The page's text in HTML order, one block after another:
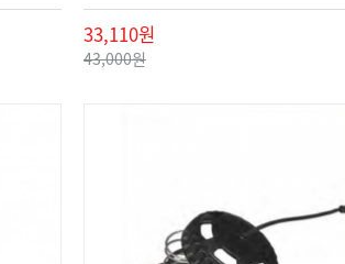
33,110원
43,000원